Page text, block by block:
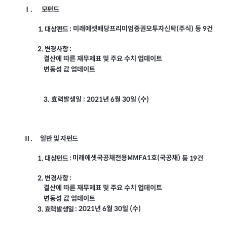
Ⅰ. 모펀드
1. 대상펀드 : 미래에셋배당프리미엄증권모투자신탁(주식) 등 9건
2. 변경사항 :
결산에 따른 재무제표 및 주요 수치 업데이트
변동성 값 업데이트
3. 효력발생일 : 2021년 6월 30일 (수)
Ⅱ. 일반 및 자펀드
1. 대상펀드 : 미래에셋국공채전용MMFA1호(국공채)등 19건
2. 변경사항 :
결산에 따른 재무제표 및 주요 수치 업데이트
변동성 값 업데이트
3. 효력발생일 : 2021년 6월 30일 (수)